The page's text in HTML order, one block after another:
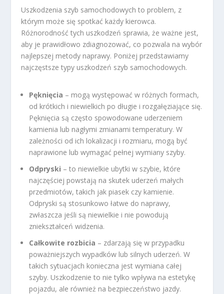
Uszkodzenia szyb samochodowych to problem, z
którym może się spotkać każdy kierowca.
Różnorodność tych uszkodzeń sprawia, że ważne jest,
aby je prawidłowo zdiagnozować, co pozwala na wybór
najlepszej metody naprawy. Poniżej przedstawiamy
najczęstsze typy uszkodzeń szyb samochodowych.
Pęknięcia – mogą występować w różnych formach,
od krótkich i niewielkich po długie i rozgałęziające się.
Pęknięcia są często spowodowane uderzeniem
kamienia lub nagłymi zmianami temperatury. W
zależności od ich lokalizacji i rozmiaru, mogą być
naprawione lub wymagać pełnej wymiany szyby.
Odpryski – to niewielkie ubytki w szybie, które
najczęściej powstają na skutek uderzeń małych
przedmiotów, takich jak piasek czy kamienie.
Odpryski są stosunkowo łatwe do naprawy,
zwłaszcza jeśli są niewielkie i nie powodują
zniekształceń widzenia.
Całkowite rozbicia – zdarzają się w przypadku
poważniejszych wypadków lub silnych uderzeń. W
takich sytuacjach konieczna jest wymiana całej
szyby. Uszkodzenie to nie tylko wpływa na estetykę
pojazdu, ale również na bezpieczeństwo jazdy.